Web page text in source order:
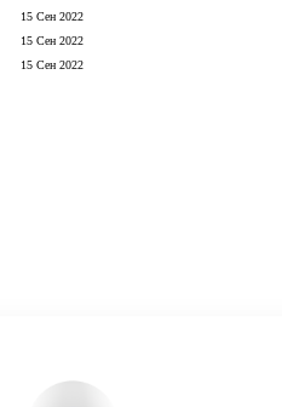
15 Сен 2022
15 Сен 2022
15 Сен 2022